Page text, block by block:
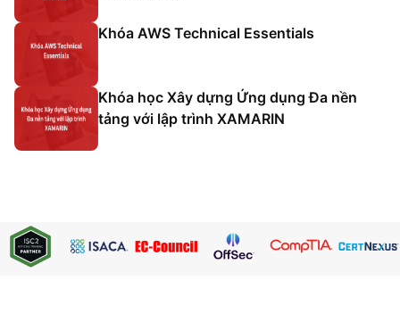
Khóa AWS Technical Essentials
Khóa học Xây dựng Ứng dụng Đa nền
tảng với lập trình XAMARIN